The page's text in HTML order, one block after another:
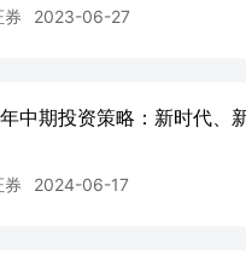
国内外厂商加速投入，算力资源
渐成为AI时代的核心经济单位
传统互联网时代，产业关注的
时长”“点击量”；而在生成式AI
、算力消耗、Agent运行以及数
券 2023-06-27
中期投资策略：新时代、新
券 2024-06-17